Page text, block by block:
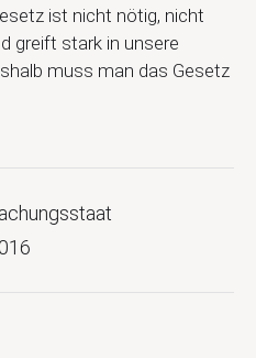
ist nicht nötig, nicht
greift stark in unsere
muss man das Gesetz